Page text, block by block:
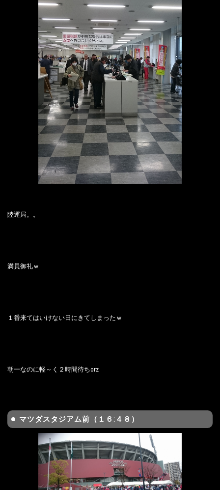
陸運局。。
満員御礼ｗ
１番来てはいけない日にきてしまったｗ
朝一なのに軽～く２時間待ちorz
マツダスタジアム前（１６:４８）